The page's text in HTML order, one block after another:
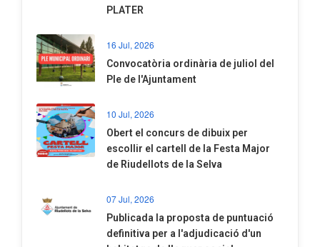
PLATER
16 Jul, 2026
Convocatòria ordinària de juliol del
Ple de l'Ajuntament
10 Jul, 2026
​Obert el concurs de dibuix per
escollir el cartell de la Festa Major
de Riudellots de la Selva
07 Jul, 2026
​Publicada la proposta de puntuació
definitiva per a l'adjudicació d'un